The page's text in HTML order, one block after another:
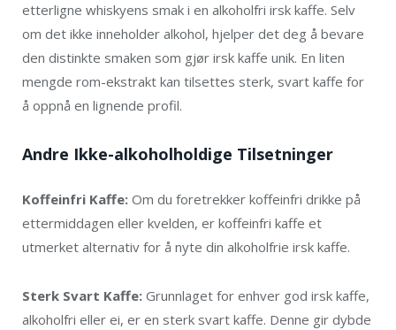
etterligne whiskyens smak i en alkoholfri irsk kaffe. Selv
om det ikke inneholder alkohol, hjelper det deg å bevare
den distinkte smaken som gjør irsk kaffe unik. En liten
mengde rom-ekstrakt kan tilsettes sterk, svart kaffe for
å oppnå en lignende profil.
Andre Ikke-alkoholholdige Tilsetninger
Koffeinfri Kaffe: Om du foretrekker koffeinfri drikke på
ettermiddagen eller kvelden, er koffeinfri kaffe et
utmerket alternativ for å nyte din alkoholfrie irsk kaffe.
Sterk Svart Kaffe: Grunnlaget for enhver god irsk kaffe,
alkoholfri eller ei, er en sterk svart kaffe. Denne gir dybde